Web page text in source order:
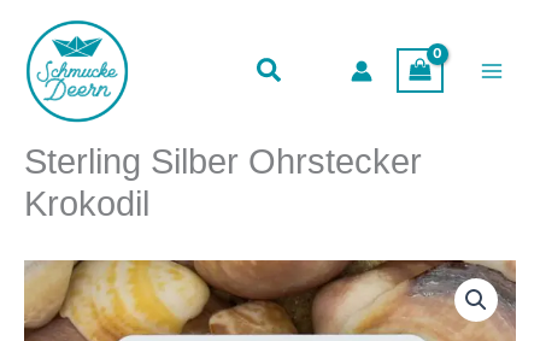
Inhalt
springen
Sterling Silber Ohrstecker
Krokodil
Krokodil
Menge